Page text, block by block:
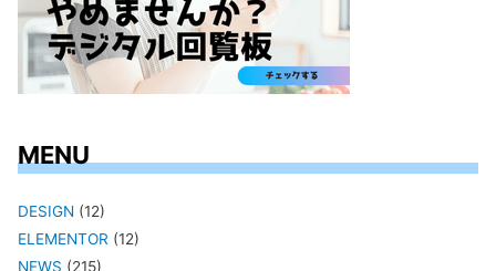
MENU
DESIGN (12)
ELEMENTOR (12)
NEWS (215)